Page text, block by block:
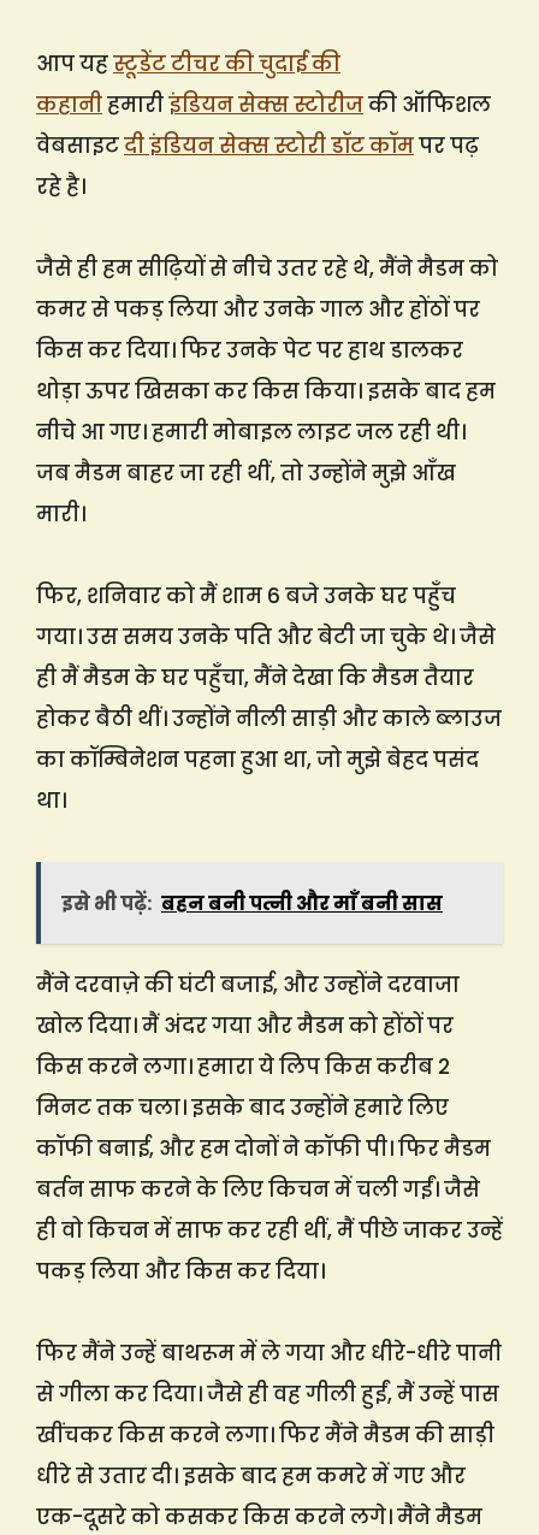
आप यहस्टूडेंट टीचर की चुदाई की
कहानीहमारीइंडियन सेक्स स्टोरीजकी ऑफिशल
वेबसाइटदी इंडियन सेक्स स्टोरी डॉट कॉमपर पढ़
रहे है।
जैसे ही हम सीढ़ियों से नीचे उतर रहे थे, मैंने मैडम को
कमर से पकड़ लिया और उनके गाल और होंठों पर
किस कर दिया। फिर उनके पेट पर हाथ डालकर
थोड़ा ऊपर खिसका कर किस किया। इसके बाद हम
नीचे आ गए। हमारी मोबाइल लाइट जल रही थी।
जब मैडम बाहर जा रही थीं, तो उन्होंने मुझे आँख
मारी।
फिर, शनिवार को मैं शाम 6 बजे उनके घर पहुँच
गया। उस समय उनके पति और बेटी जा चुके थे। जैसे
ही मैं मैडम के घर पहुँचा, मैंने देखा कि मैडम तैयार
होकर बैठी थीं। उन्होंने नीली साड़ी और काले ब्लाउज
का कॉम्बिनेशन पहना हुआ था, जो मुझे बेहद पसंद
था।
इसे भी पढ़ें: बहन बनी पत्नी और माँ बनी सास
मैंने दरवाज़े की घंटी बजाई, और उन्होंने दरवाजा
खोल दिया। मैं अंदर गया और मैडम को होंठों पर
किस करने लगा। हमारा ये लिप किस करीब 2
मिनट तक चला। इसके बाद उन्होंने हमारे लिए
कॉफी बनाई, और हम दोनों ने कॉफी पी। फिर मैडम
बर्तन साफ करने के लिए किचन में चली गईं। जैसे
ही वो किचन में साफ कर रही थीं, मैं पीछे जाकर उन्हें
पकड़ लिया और किस कर दिया।
फिर मैंने उन्हें बाथरूम में ले गया और धीरे-धीरे पानी
से गीला कर दिया। जैसे ही वह गीली हुईं, मैं उन्हें पास
खींचकर किस करने लगा। फिर मैंने मैडम की साड़ी
धीरे से उतार दी। इसके बाद हम कमरे में गए और
एक-दूसरे को कसकर किस करने लगे। मैंने मैडम